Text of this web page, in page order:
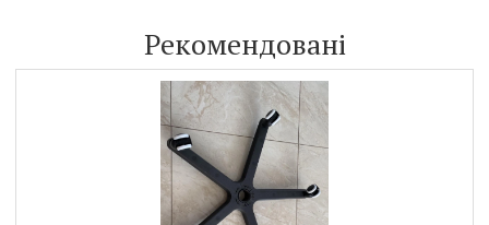
Рекомендовані